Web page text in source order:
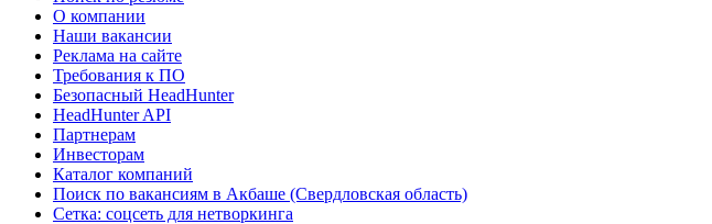
О компании
Наши вакансии
Реклама на сайте
Требования к ПО
Безопасный HeadHunter
HeadHunter API
Партнерам
Инвесторам
Каталог компаний
Поиск по вакансиям в Акбаше (Свердловская область)
Сетка: соцсеть для нетворкинга